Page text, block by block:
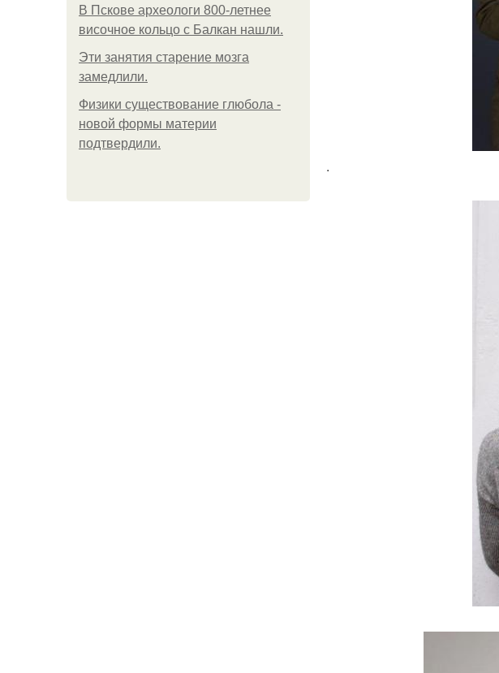
В Пскове археологи 800-летнее
височное кольцо с Балкан нашли.
Эти занятия старение мозга
замедлили.
Физики существование глюбола -
новой формы материи
подтвердили.
.